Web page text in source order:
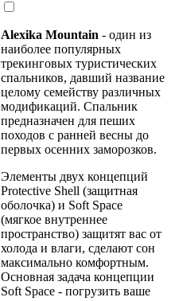
Alexika Mountain - один из
наиболее популярных
трекинговых туристических
спальников, давший название
целому семейству различных
модификаций. Спальник
предназначен для пеших
походов с ранней весны до
первых осенних заморозков.
Элементы двух концепций
Protective Shell (защитная
оболочка) и Soft Space
(мягкое внутреннее
пространство) защитят вас от
холода и влаги, сделают сон
максимально комфортным.
Основная задача концепции
Soft Space - погрузить ваше